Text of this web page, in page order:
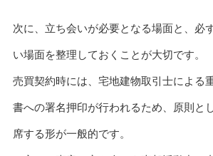
次に、立ち会いが必要となる場面と、必
い場面を整理しておくことが大切です。
売買契約時には、宅地建物取引士による
書への署名押印が行われるため、原則と
席する形が一般的です。